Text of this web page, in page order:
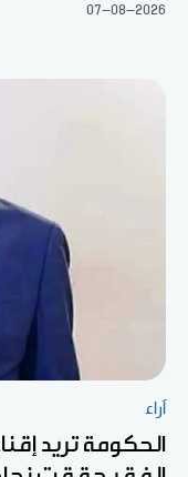
07-08-2026
آراء
الحكومة تريد